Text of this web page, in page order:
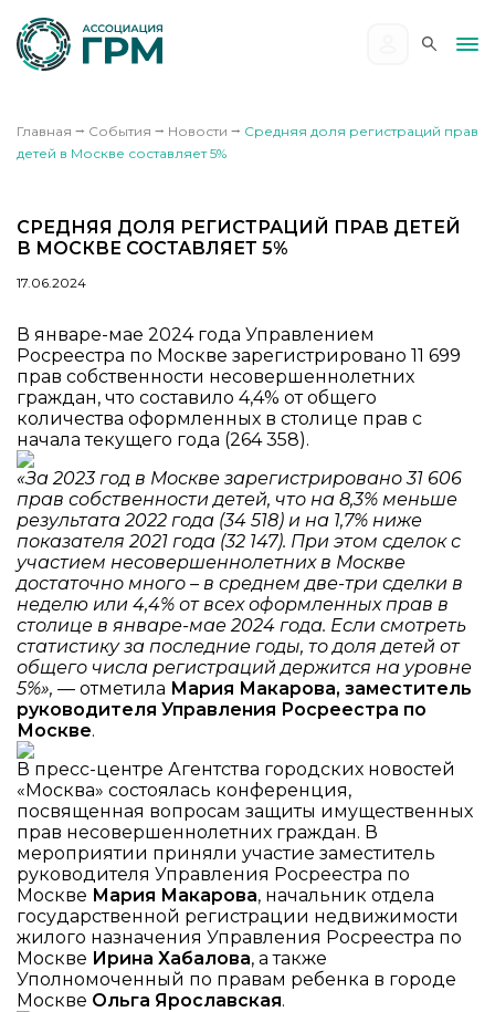
Главная ⭢ События ⭢ Новости ⭢ Средняя доля регистраций прав
детей в Москве составляет 5%
СРЕДНЯЯ ДОЛЯ РЕГИСТРАЦИЙ ПРАВ ДЕТЕЙ
В МОСКВЕ СОСТАВЛЯЕТ 5%
17.06.2024
В январе-мае 2024 года Управлением
Росреестра по Москве зарегистрировано 11 699
прав собственности несовершеннолетних
граждан, что составило 4,4% от общего
количества оформленных в столице прав с
начала текущего года (264 358).
«За 2023 год в Москве зарегистрировано 31 606
прав собственности детей, что на 8,3% меньше
результата 2022 года (34 518) и на 1,7% ниже
показателя 2021 года (32 147). При этом сделок с
участием несовершеннолетних в Москве
достаточно много – в среднем две-три сделки в
неделю или 4,4% от всех оформленных прав в
столице в январе-мае 2024 года. Если смотреть
статистику за последние годы, то доля детей от
общего числа регистраций держится на уровне
5%», — отметила Мария Макарова, заместитель
руководителя Управления Росреестра по
Москве.
В пресс-центре Агентства городских новостей
«Москва» состоялась конференция,
посвященная вопросам защиты имущественных
прав несовершеннолетних граждан. В
мероприятии приняли участие заместитель
руководителя Управления Росреестра по
Москве Мария Макарова, начальник отдела
государственной регистрации недвижимости
жилого назначения Управления Росреестра по
Москве Ирина Хабалова, а также
Уполномоченный по правам ребенка в городе
Москве Ольга Ярославская.